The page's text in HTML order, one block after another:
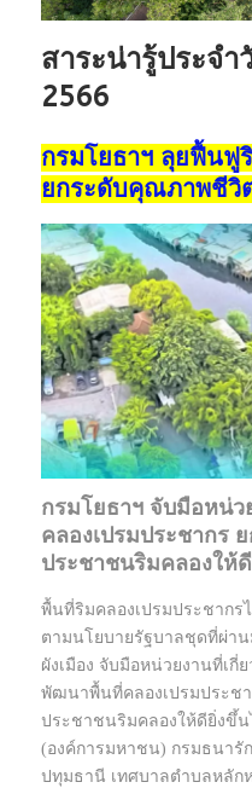
สาระน่ารู้ประจ
2566
กรมโยธาฯ ลุยฟื้นฟู
ยกระดับคุณภาพชีวิ
กรมโยธาฯ จับมือหน่
คลองเปรมประชากร
ประชาชนริมคลองให้
พื้นที่ริมคลองเปรมประชากร
ตามนโยบายรัฐบาลชุดที่ผ่า
ผังเมือง จับมือหน่วยงานที่เ
พัฒนาพื้นที่คลองเปรมประช
ประชาชนริมคลองให้ดียิ่งขึ้
(องค์การมหาชน) กรมธนารั
ปทุมธานี เทศบาลตำบลหลัก